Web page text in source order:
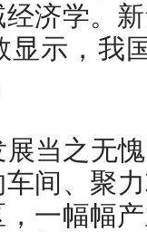
济学。
示，我
当之无
车间、聚
一幅幅